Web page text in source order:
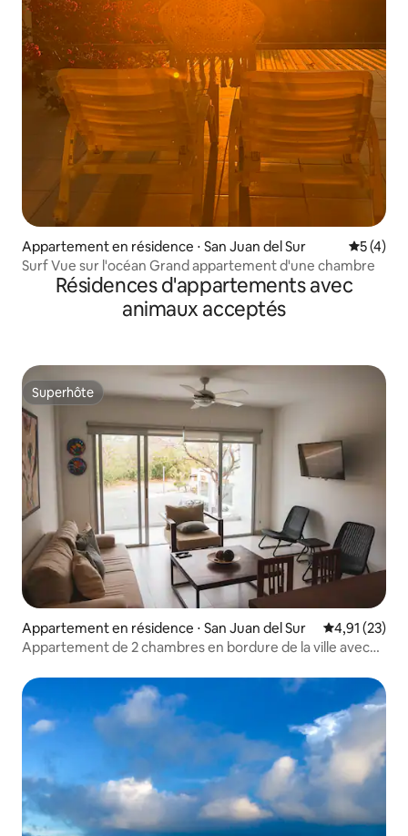
Appartement en résidence ⋅ San Juan del Sur
5 (4)
Surf Vue sur l'océan Grand appartement d'une chambre
Résidences d'appartements avec
animaux acceptés
Superhôte
Superhôte
Appartement en résidence ⋅ San Juan del Sur Évaluation
4,91 (23)
Appartement de 2 chambres en bordure de la ville avec